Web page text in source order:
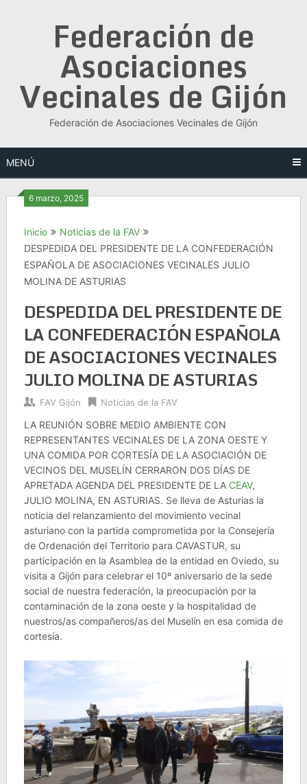
Federación de
Asociaciones
Vecinales de Gijón
Federación de Asociaciones Vecinales de Gijón
MENÚ
6 marzo, 2025
Inicio
Noticias de la FAV
DESPEDIDA DEL PRESIDENTE DE LA CONFEDERACIÓN
ESPAÑOLA DE ASOCIACIONES VECINALES JULIO
MOLINA DE ASTURIAS
DESPEDIDA DEL PRESIDENTE DE
LA CONFEDERACIÓN ESPAÑOLA
DE ASOCIACIONES VECINALES
JULIO MOLINA DE ASTURIAS
FAV Gijón Noticias de la FAV
LA REUNIÓN SOBRE MEDIO AMBIENTE CON
REPRESENTANTES VECINALES DE LA ZONA OESTE Y
UNA COMIDA POR CORTESÍA DE LA ASOCIACIÓN DE
VECINOS DEL MUSELÍN CERRARON DOS DÍAS DE
APRETADA AGENDA DEL PRESIDENTE DE LA CEAV,
JULIO MOLINA, EN ASTURIAS. Se lleva de Asturias la
noticia del relanzamiento del movimiento vecinal
asturiano con la partida comprometida por la Consejería
de Ordenación del Territorio para CAVASTUR, su
participación en la Asamblea de la entidad en Oviedo, su
visita a Gijón para celebrar el 10º aniversario de la sede
social de nuestra federación, la preocupación por la
contaminación de la zona oeste y la hospitalidad de
nuestros/as compañeros/as del Muselín en esa comida de
cortesía.